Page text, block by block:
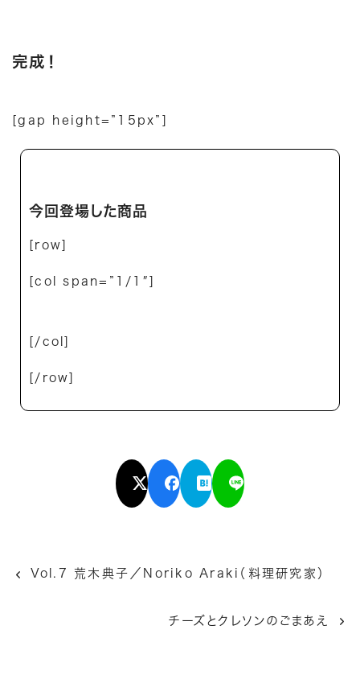
完成！
[gap height=”15px”]
今回登場した商品
[row]
[col span=”1/1″]
[/col]
[/row]
Vol.7 荒木典子／Noriko Araki（料理研究家）
チーズとクレソンのごまあえ